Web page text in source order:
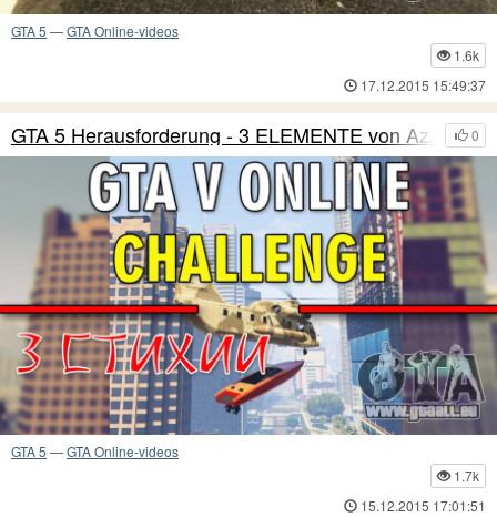
GTA 5 —GTA Online-videos
1.6k
17.12.2015 15:49:37
0
GTA 5 Herausforderung - 3 ELEMENTE von Azzie Kan
GTA 5 —GTA Online-videos
1.7k
15.12.2015 17:01:51